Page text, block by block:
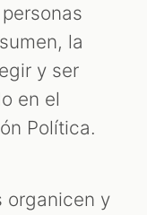
la
y ser
en el
Política.
organicen y